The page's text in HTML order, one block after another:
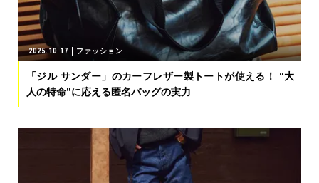
2025.10.17 ファッション
「ジル サンダー」のカーフレザー製トートが使える！ “大
人の特命”に応える匿名バッグの実力